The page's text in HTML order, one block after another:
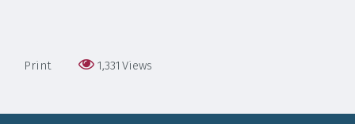
Print 1,331 Views